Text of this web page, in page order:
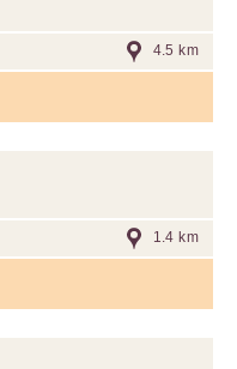
4.5 km
1.4 km